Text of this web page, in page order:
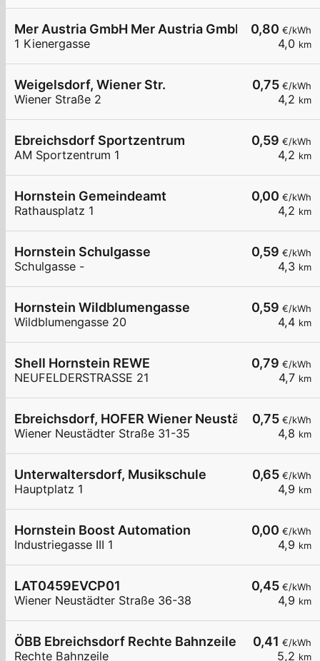
0,80 €/kWh
4,0 km
Mer Austria GmbH Mer Austria GmbH -
1 Kienergasse
0,75 €/kWh
4,2 km
Weigelsdorf, Wiener Str.
Wiener Straße 2
0,59 €/kWh
4,2 km
Ebreichsdorf Sportzentrum
AM Sportzentrum 1
0,00 €/kWh
4,2 km
Hornstein Gemeindeamt
Rathausplatz 1
0,59 €/kWh
4,3 km
Hornstein Schulgasse
Schulgasse -
0,59 €/kWh
4,4 km
Hornstein Wildblumengasse
Wildblumengasse 20
0,79 €/kWh
4,7 km
Shell Hornstein REWE
NEUFELDERSTRASSE 21
0,75 €/kWh
4,8 km
Ebreichsdorf, HOFER Wiener Neustädter Str.
Wiener Neustädter Straße 31-35
0,65 €/kWh
4,9 km
Unterwaltersdorf, Musikschule
Hauptplatz 1
0,00 €/kWh
4,9 km
Hornstein Boost Automation
Industriegasse III 1
0,45 €/kWh
4,9 km
LAT0459EVCP01
Wiener Neustädter Straße 36-38
0,41 €/kWh
5,2 km
ÖBB Ebreichsdorf Rechte Bahnzeile P&R
Rechte Bahnzeile